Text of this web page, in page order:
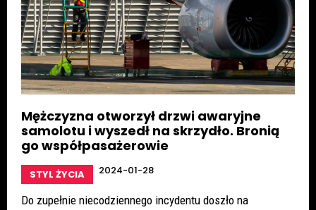
Mężczyzna otworzył drzwi awaryjne
samolotu i wyszedł na skrzydło. Bronią
go współpasażerowie
STYL ŻYCIA 2024-01-28
Do zupełnie niecodziennego incydentu doszło na